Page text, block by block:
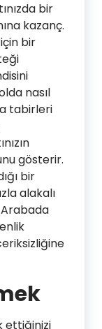
bir
kazanç.
bir
nasıl
tabirleri
gösterir.
bir
alakalı
ettiğinizi